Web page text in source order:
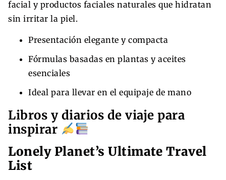
facial y productos faciales naturales que hidratan
sin irritar la piel.
Presentación elegante y compacta
Fórmulas basadas en plantas y aceites
esenciales
Ideal para llevar en el equipaje de mano
Libros y diarios de viaje para
inspirar
Lonely Planet’s Ultimate Travel
List